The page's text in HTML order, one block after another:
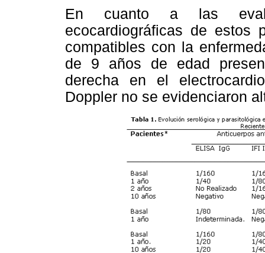
En cuanto a las
ecocardiográficas de estos
compatibles con la
de 9 años de edad
derecha en el
Doppler no se evidenciaron